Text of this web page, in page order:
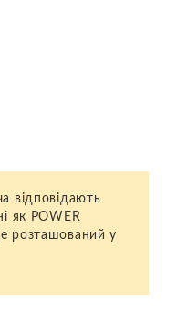
відповідають
як POWER
розташований у